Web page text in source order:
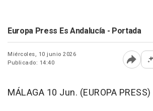
Europa Press Es Andalucía - Portada
Miércoles, 10 junio 2026
Publicado: 14:40
Abrir
MÁLAGA 10 Jun. (EUROPA PRESS)